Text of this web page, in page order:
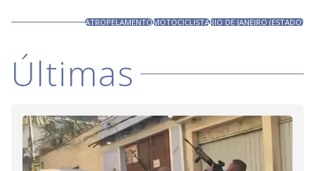
ATROPELAMENTOMOTOCICLISTARIO DE JANEIRO (ESTADO)
Últimas